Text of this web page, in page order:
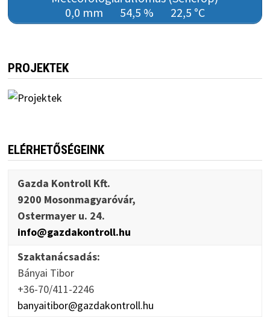
0,0 mm
54,5 % 22,5 °C
PROJEKTEK
ELÉRHETŐSÉGEINK
Gazda Kontroll Kft.
9200 Mosonmagyaróvár,
Ostermayer u. 24.
info@gazdakontroll.hu
Szaktanácsadás:
Bányai Tibor
+36-70/411-2246
banyaitibor@gazdakontroll.hu